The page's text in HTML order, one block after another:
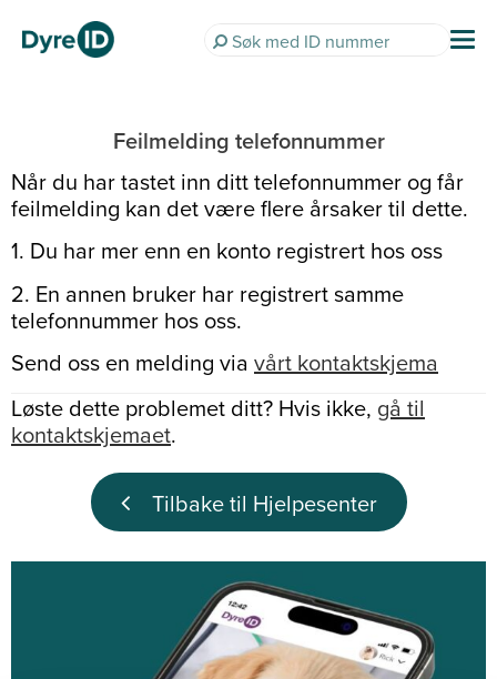
Feilmelding telefonnummer
Når du har tastet inn ditt telefonnummer og får
feilmelding kan det være flere årsaker til dette.
1. Du har mer enn en konto registrert hos oss
2. En annen bruker har registrert samme
telefonnummer hos oss.
Send oss en melding via vårt kontaktskjema
Løste dette problemet ditt? Hvis ikke, gå til
kontaktskjemaet.
Tilbake til Hjelpesenter